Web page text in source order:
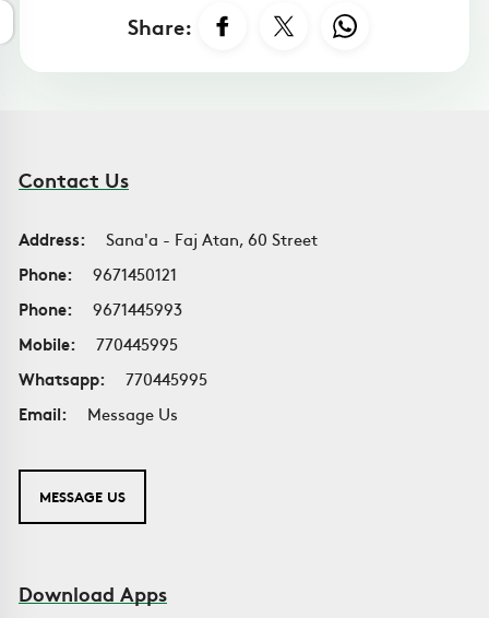
Share:
Contact Us
Address:
Sana'a - Faj Atan, 60 Street
Phone:
9671450121
Phone:
9671445993
Mobile:
770445995
Whatsapp:
770445995
Email:
Message Us
MESSAGE US
Download Apps